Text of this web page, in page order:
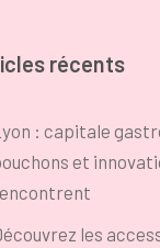
récents
: capitale
et
les